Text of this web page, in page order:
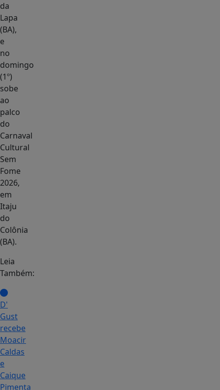
da
Lapa
(BA),
e
no
domingo
(1º)
sobe
ao
palco
do
Carnaval
Cultural
Sem
Fome
2026,
em
Itaju
do
Colônia
(BA).
Leia
Também:
D'
Gust
recebe
Moacir
Caldas
e
Caique
Pimenta